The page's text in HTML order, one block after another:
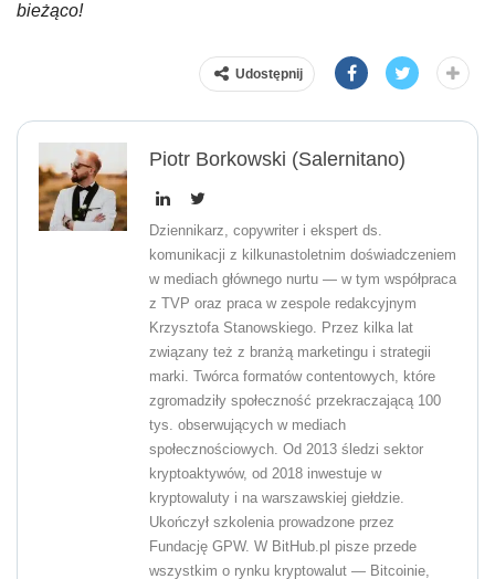
bieżąco!
Udostępnij
Piotr Borkowski (Salernitano)
Dziennikarz, copywriter i ekspert ds.
komunikacji z kilkunastoletnim doświadczeniem
w mediach głównego nurtu — w tym współpraca
z TVP oraz praca w zespole redakcyjnym
Krzysztofa Stanowskiego. Przez kilka lat
związany też z branżą marketingu i strategii
marki. Twórca formatów contentowych, które
zgromadziły społeczność przekraczającą 100
tys. obserwujących w mediach
społecznościowych. Od 2013 śledzi sektor
kryptoaktywów, od 2018 inwestuje w
kryptowaluty i na warszawskiej giełdzie.
Ukończył szkolenia prowadzone przez
Fundację GPW. W BitHub.pl pisze przede
wszystkim o rynku kryptowalut — Bitcoinie,